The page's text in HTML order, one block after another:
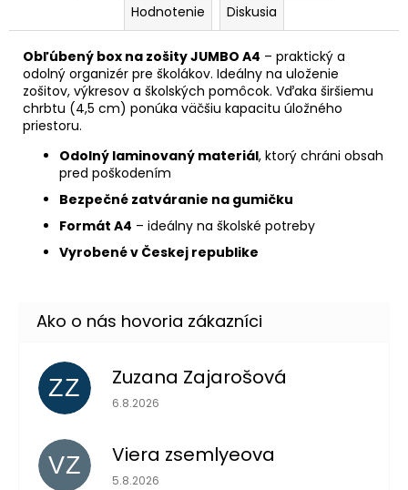
Hodnotenie
Diskusia
Obľúbený box na zošity JUMBO A4 – praktický a
odolný organizér pre školákov. Ideálny na uloženie
zošitov, výkresov a školských pomôcok. Vďaka širšiemu
chrbtu (4,5 cm) ponúka väčšiu kapacitu úložného
priestoru.
Odolný laminovaný materiál, ktorý chráni obsah
pred poškodením
Bezpečné zatváranie na gumičku
Formát A4 – ideálny na školské potreby
Vyrobené v Českej republike
ZZ Zuzana Zajarošová
Hodnotenie obchodu je 5 z 5 hviezdičiek.
6.8.2026
VZ Viera zsemlyeova
Hodnotenie obchodu je 5 z 5 hviezdičiek.
5.8.2026